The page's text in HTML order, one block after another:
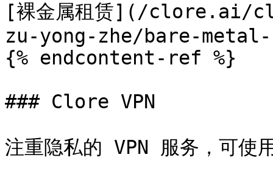
[裸金属租赁](/clore.ai/
zu-yong-zhe/bare-
{% endcontent-ref %}
### Clore VPN
注重隐私的 VPN 服务，可使